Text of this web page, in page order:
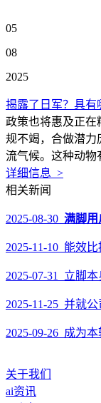
05
08
2025
揭露了日军？具有
政策也将惠及正在
规不竭，合做潜力
流气候。这种动物
详细信息 >
相关新闻
2025-08-30 满脚用
2025-11-10 能效比
2025-07-31 立脚
2025-11-25 并就
2025-09-26 成为
关于我们
ai资讯